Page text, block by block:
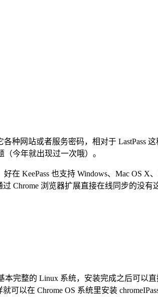
种网站或者服务密码，相对于 LastPass
今年就出现过一次哦）。
在 KeePass 也支持 Windows、Mac OS
Chrome 浏览器扩展直接在线同步的没有
完整的 Linux 系统，安装完成之后可以
以在 Chrome OS 系统里安装